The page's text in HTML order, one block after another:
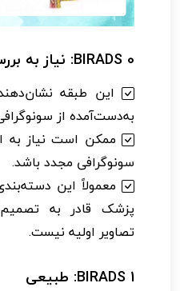
BIRADS 0: نیاز به بررسی بیشتر
این طبقه
به‌دست‌آمده از
سونوگرافی مجدد باشد.
معمولاً این
پزشک قادر به
تصاویر اولیه نیست.
BIRADS 1: طبیعی